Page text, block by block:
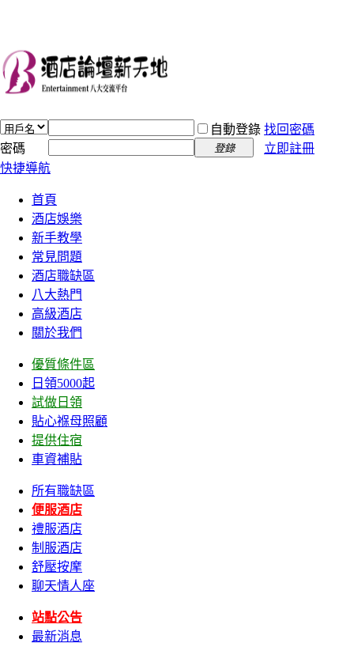
自動登錄 找回密碼
密碼
登錄
立即註冊
快捷導航
首頁
酒店娛樂
新手教學
常見問題
酒店職缺區
八大熱門
高級酒店
關於我們
優質條件區
日領5000起
試做日領
貼心褓母照顧
提供住宿
車資補貼
所有職缺區
便服酒店
禮服酒店
制服酒店
舒壓按摩
聊天情人座
站點公告
最新消息